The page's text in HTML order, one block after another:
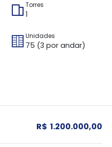
Torres
1
Unidades
75 (3 por andar)
R$ 1.200.000,00